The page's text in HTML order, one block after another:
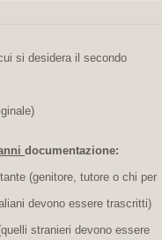
si desidera il secondo
documentazione:
(genitore, tutore o chi per
devono essere trascritti)
stranieri devono essere